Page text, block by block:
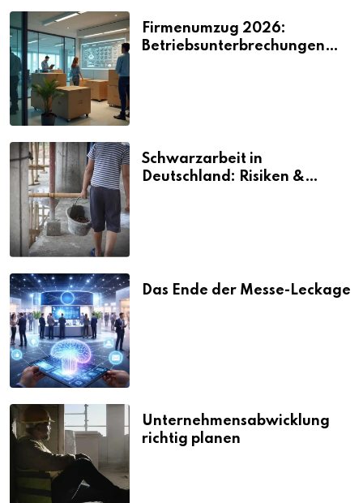
Firmenumzug 2026:
Betriebsunterbrechungen
Schwarzarbeit in
Deutschland: Risiken &
Das Ende der Messe-Leckage
Unternehmensabwicklung
richtig planen